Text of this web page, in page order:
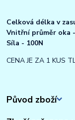
Celková délka v
Vnitřní průměr oka
Síla - 100N
CENA JE ZA 1 KUS
Původ zboží